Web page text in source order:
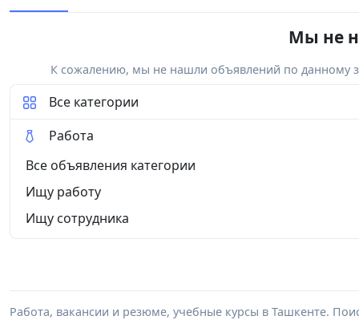
Мы не
К сожалению, мы не нашли объявлений по данному
Все категории
Работа
Все объявления категории
Ищу работу
Ищу сотрудника
Работа, вакансии и резюме, учебные курсы в Ташкенте.